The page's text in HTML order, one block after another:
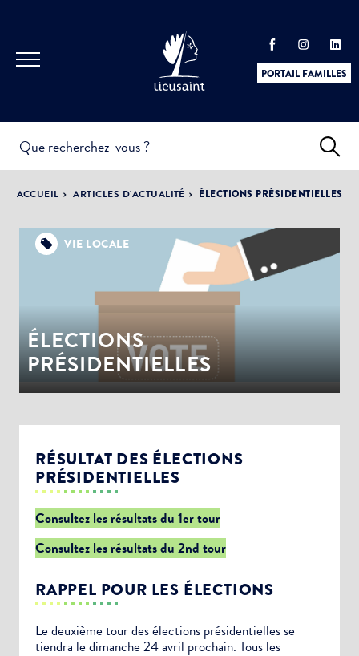
PORTAIL FAMILLES
PRATIQUES &
DÉMARCHES
ACTUALITÉS &
ÉVÈNEMENTS
LA VILLE
DÉMOCRATIE
PARTICIPATIVE
ACCUEIL ARTICLES D'ACTUALITÉ ÉLECTIONS PRÉSIDENTIELLES
VIE LOCALE
ÉLECTIONS
PRÉSIDENTIELLES
RÉSULTAT DES ÉLECTIONS
PRÉSIDENTIELLES
Consultez les résultats du 1er tour
Consultez les résultats du 2nd tour
RAPPEL POUR LES ÉLECTIONS
Le deuxième tour des élections présidentielles se
tiendra le dimanche 24 avril prochain. Tous les